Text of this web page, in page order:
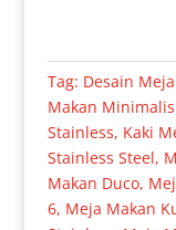
Tag: Desain
Makan
Stainless, Kaki
Stainless Steel,
Makan Duco,
6, Meja Makan